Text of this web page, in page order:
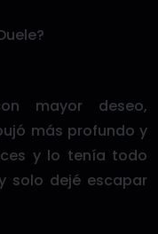
mayor deseo,
más profundo y
y lo tenía todo
solo dejé escapar